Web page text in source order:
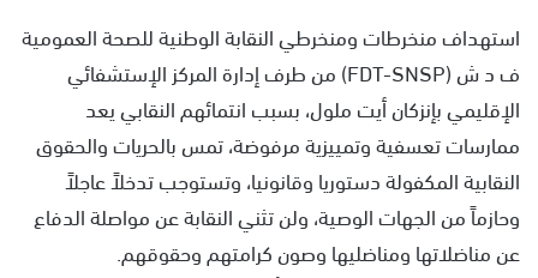
استهداف منخرطات ومنخرطي النقابة الوطنية للصحة العمومية
ف د ش (FDT-SNSP) من طرف إدارة المركز الإستشفائي
الإقليمي بإنزكان أيت ملول، بسبب انتمائهم النقابي يعد
ممارسات تعسفية وتمييزية مرفوضة، تمس بالحريات والحقوق
النقابية المكفولة دستوريا وقانونيا، وتستوجب تدخلاً عاجلاً
وحازماً من الجهات الوصية، ولن تثني النقابة عن مواصلة الدفاع
عن مناضلاتها ومناضليها وصون كرامتهم وحقوقهم.